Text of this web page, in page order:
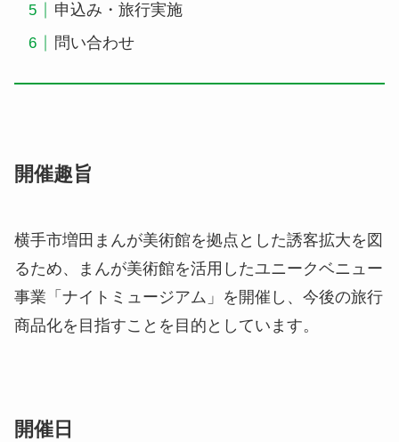
申込み・旅行実施
問い合わせ
開催趣旨
横手市増田まんが美術館を拠点とした誘客拡大を図
るため、まんが美術館を活用したユニークベニュー
事業「ナイトミュージアム」を開催し、今後の旅行
商品化を目指すことを目的としています。
開催日